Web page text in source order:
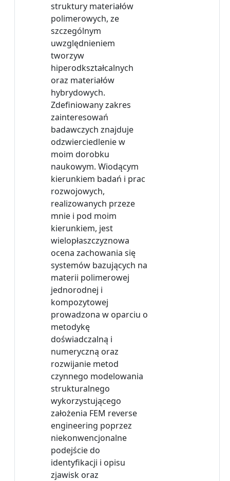
struktury materiałów
polimerowych, ze
szczególnym
uwzględnieniem
tworzyw
hiperodkształcalnych
oraz materiałów
hybrydowych.
Zdefiniowany zakres
zainteresowań
badawczych znajduje
odzwierciedlenie w
moim dorobku
naukowym. Wiodącym
kierunkiem badań i prac
rozwojowych,
realizowanych przeze
mnie i pod moim
kierunkiem, jest
wielopłaszczyznowa
ocena zachowania się
systemów bazujących na
materii polimerowej
jednorodnej i
kompozytowej
prowadzona w oparciu o
metodykę
doświadczalną i
numeryczną oraz
rozwijanie metod
czynnego modelowania
strukturalnego
wykorzystującego
założenia FEM reverse
engineering poprzez
niekonwencjonalne
podejście do
identyfikacji i opisu
zjawisk oraz